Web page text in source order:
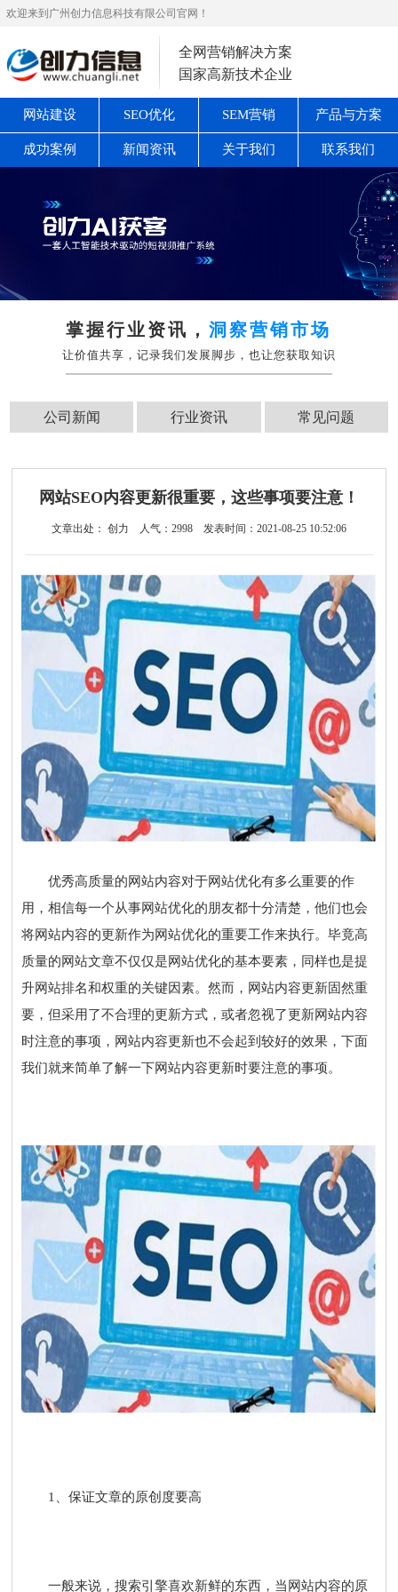
欢迎来到广州创力信息科技有限公司官网！
全网营销解决方案
国家高新技术企业
网站建设 SEO优化 SEM营销 产品与方案
成功案例 新闻资讯 关于我们 联系我们
掌握行业资讯，洞察营销市场
让价值共享，记录我们发展脚步，也让您获取知识
公司新闻 行业资讯 常见问题
网站SEO内容更新很重要，这些事项要注意！
文章出处： 创力 人气： 2998 发表时间：2021-08-25 10:52:06
优秀高质量的网站内容对于网站优化有多么重要的作
用，相信每一个从事网站优化的朋友都十分清楚，他们也会
将网站内容的更新作为网站优化的重要工作来执行。毕竟高
质量的网站文章不仅仅是网站优化的基本要素，同样也是提
升网站排名和权重的关键因素。然而，网站内容更新固然重
要，但采用了不合理的更新方式，或者忽视了更新网站内容
时注意的事项，网站内容更新也不会起到较好的效果，下面
我们就来简单了解一下网站内容更新时要注意的事项。
1、保证文章的原创度要高
一般来说，搜索引擎喜欢新鲜的东西，当网站内容的原